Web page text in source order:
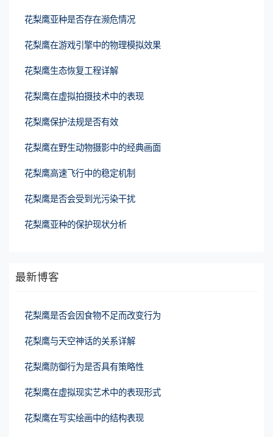
花梨鹰亚种是否存在濒危情况
花梨鹰在游戏引擎中的物理模拟效果
花梨鹰生态恢复工程详解
花梨鹰在虚拟拍摄技术中的表现
花梨鹰保护法规是否有效
花梨鹰在野生动物摄影中的经典画面
花梨鹰高速飞行中的稳定机制
花梨鹰是否会受到光污染干扰
花梨鹰亚种的保护现状分析
最新博客
花梨鹰是否会因食物不足而改变行为
花梨鹰与天空神话的关系详解
花梨鹰防御行为是否具有策略性
花梨鹰在虚拟现实艺术中的表现形式
花梨鹰在写实绘画中的结构表现